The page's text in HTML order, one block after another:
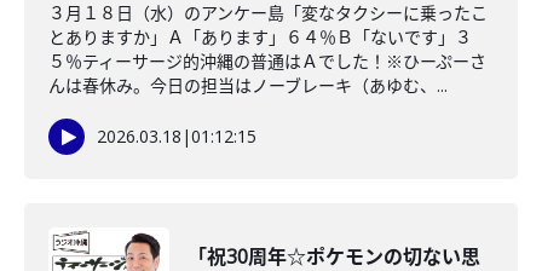
３月１８日（水）のアンケー島「変なタクシーに乗ったこ
とありますか」Ａ「あります」６４％Ｂ「ないです」３
５％ティーサージ的沖縄の普通はＡでした！※ひーぷーさ
んは春休み。今日の担当はノーブレーキ（あゆむ、...
2026.03.18 |01:12:15
「祝30周年☆ポケモンの切ない思